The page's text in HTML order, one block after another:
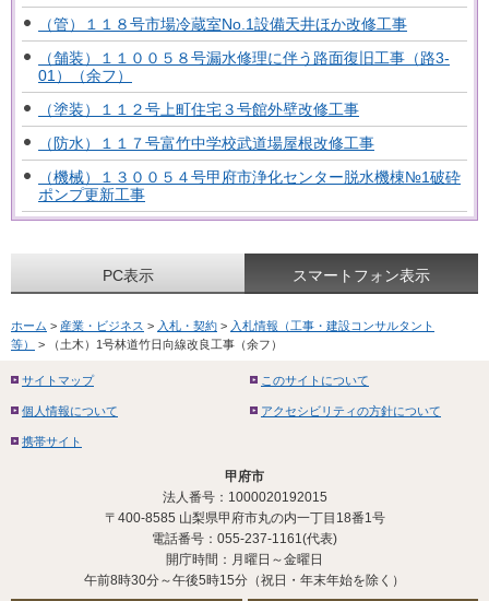
（管）１１８号市場冷蔵室No.1設備天井ほか改修工事
（舗装）１１００５８号漏水修理に伴う路面復旧工事（路3-
01）（余フ）
（塗装）１１２号上町住宅３号館外壁改修工事
（防水）１１７号富竹中学校武道場屋根改修工事
（機械）１３００５４号甲府市浄化センター脱水機棟№1破砕
ポンプ更新工事
PC表示 スマートフォン表示
ホーム > 産業・ビジネス > 入札・契約 > 入札情報（工事・建設コンサルタント
等）
> （土木）1号林道竹日向線改良工事（余フ）
サイトマップ このサイトについて
個人情報について アクセシビリティの方針について
携帯サイト
甲府市
法人番号：1000020192015
〒400-8585 山梨県甲府市丸の内一丁目18番1号
電話番号：055-237-1161(代表)
開庁時間：月曜日～金曜日
午前8時30分～午後5時15分（祝日・年末年始を除く）